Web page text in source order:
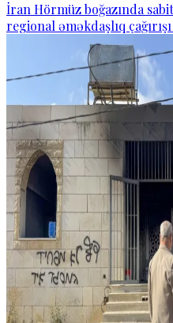
İran Hörmüz boğazında
regional əməkdaşlıq